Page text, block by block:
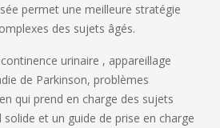
permet une meilleure stratégie
des sujets âgés.
urinaire , appareillage
de Parkinson, problèmes
qui prend en charge des sujets
et un guide de prise en charge